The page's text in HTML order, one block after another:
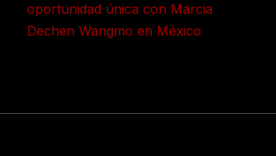
oportunidad única con Marcia
Dechen Wangmo en México